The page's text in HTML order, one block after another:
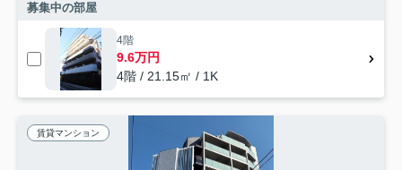
募集中の部屋
4階
9.6万円
4階 / 21.15㎡ / 1K
賃貸マンション